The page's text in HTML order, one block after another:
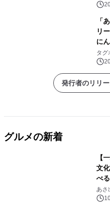
「
リ
に
タグ
発行者のリリ
グルメの新着
【
文
べ
養
（火
あさ